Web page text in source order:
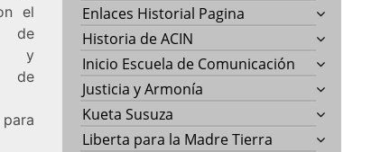
el
de
y
de
Enlaces Historial Pagina
Historia de ACIN
Inicio Escuela de Comunicación
Justicia y Armonía
Kueta Susuza
Liberta para la Madre Tierra